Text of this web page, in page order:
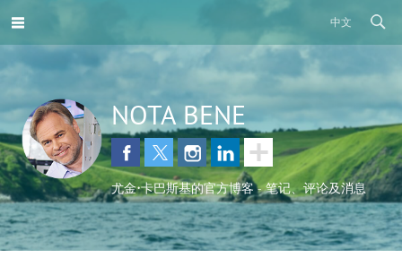
中文
NOTA BENE
尤金•卡巴斯基的官方博客 - 笔记、评论及消息